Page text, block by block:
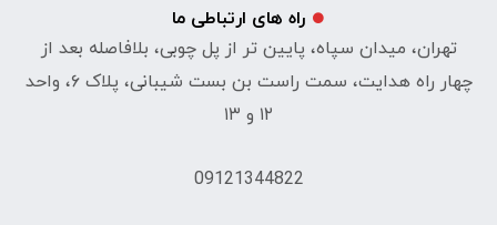
راه های ارتباطی ما
تهران، میدان سپاه، پایین تر از پل چوبی، بلافاصله بعد از
چهار راه هدایت، سمت راست بن بست شیبانی، پلاک ۶، واحد
۱۲ و ۱۳
09121344822